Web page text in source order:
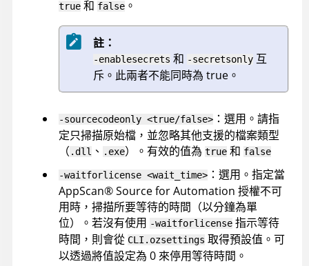
true 和 false 。
註：
-enablesecrets 和 -secretsonly 互
斥。此兩者不能同時為 true。
-sourcecodeonly <true/false> ：選用。請指
定只掃描原始檔，並忽略其他支援的檔案類型
（ .dll 、 .exe）。有效的值為 true 和 false
-waitforlicense <wait_time> ：選用。指定當
AppScan®Source for Automation 授權不可
用時，掃描所要等待的時間（以分鐘為單
位）。若沒有使用 -waitforlicense 指示等待
時間，則會從 CLI.ozsettings 取得預設值。可
以透過將值設定為 0 來停用等待時間。